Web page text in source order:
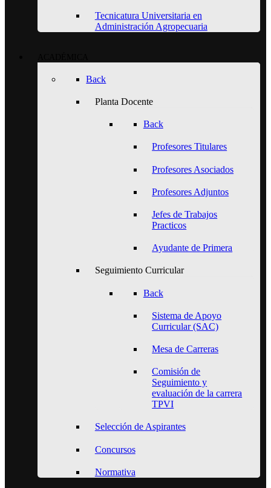
Tecnicatura Universitaria en
Administración Agropecuaria
Back
Planta Docente
Back
Profesores Titulares
Profesores Asociados
Profesores Adjuntos
Jefes de Trabajos
Practicos
Ayudante de Primera
Seguimiento Curricular
Back
Sistema de Apoyo
Curricular (SAC)
Mesa de Carreras
Comisión de
Seguimiento y
evaluación de la carrera
TPVI
Selección de Aspirantes
Concursos
Normativa